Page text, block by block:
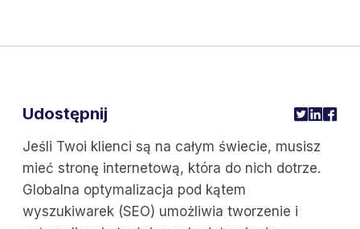
Jeśli Twoi klienci są na całym świecie, musisz
mieć stronę internetową, która do nich dotrze.
Globalna optymalizacja pod kątem
wyszukiwarek (SEO) umożliwia tworzenie i
Udostępnij